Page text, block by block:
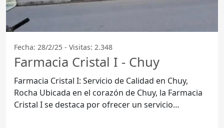
Fecha: 28/2/25 - Visitas: 2.348
Farmacia Cristal I - Chuy
Farmacia Cristal I: Servicio de Calidad en Chuy,
Rocha Ubicada en el corazón de Chuy, la Farmacia
Cristal I se destaca por ofrecer un servicio